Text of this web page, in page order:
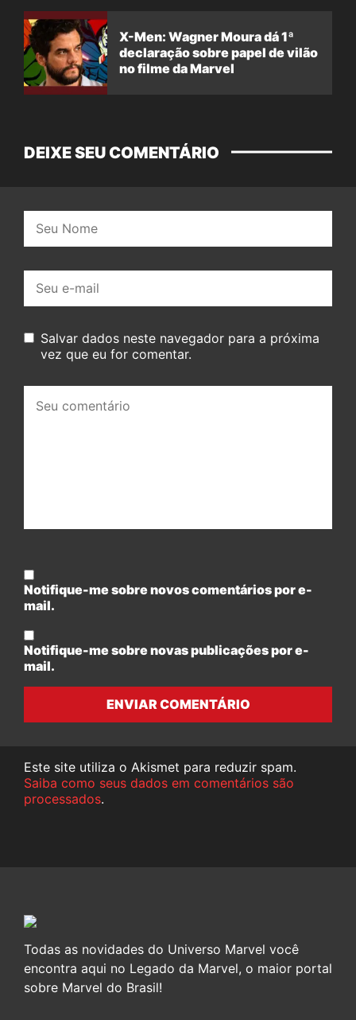
X-Men: Wagner Moura dá 1ª
declaração sobre papel de vilão
no filme da Marvel
DEIXE SEU COMENTÁRIO
mail:
Salvar dados neste navegador para a próxima
vez que eu for comentar.
comentário:
Notifique-me sobre novos comentários por e-
mail.
Notifique-me sobre novas publicações por e-
mail.
ENVIAR COMENTÁRIO
Este site utiliza o Akismet para reduzir spam.
Saiba como seus dados em comentários são
processados.
Todas as novidades do Universo Marvel você
encontra aqui no Legado da Marvel, o maior portal
sobre Marvel do Brasil!